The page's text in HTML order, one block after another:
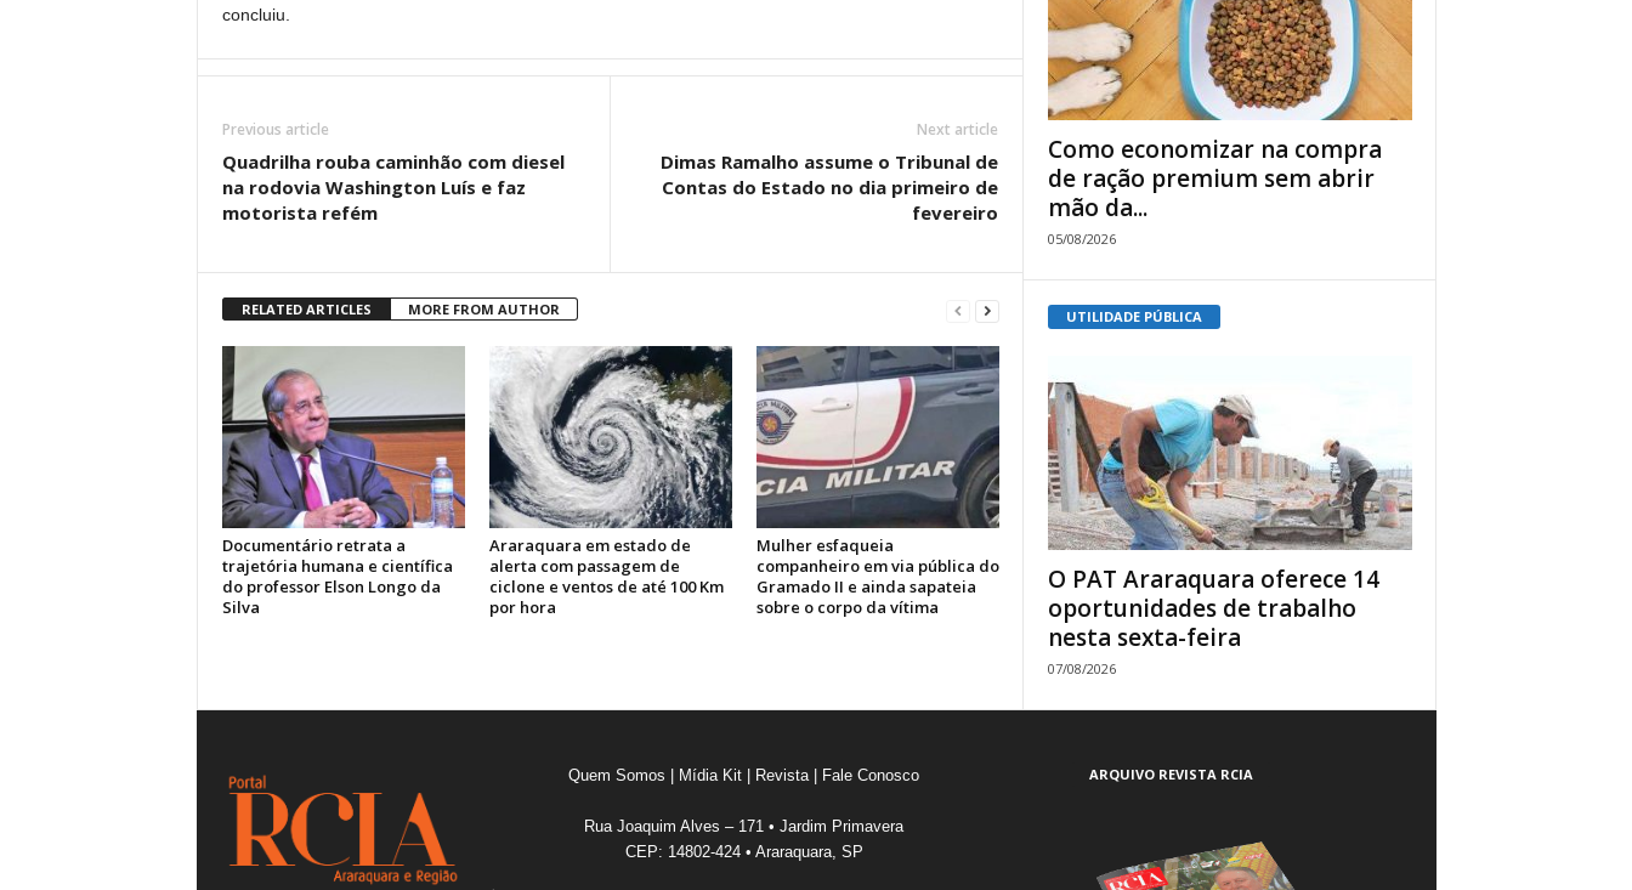
concluiu.
Previous article
Quadrilha rouba caminhão com diesel
na rodovia Washington Luís e faz
motorista refém
Next article
Dimas Ramalho assume o Tribunal de
Contas do Estado no dia primeiro de
fevereiro
RELATED ARTICLES MORE FROM AUTHOR
Documentário retrata a
trajetória humana e científica
do professor Elson Longo da
Silva
Araraquara em estado de
alerta com passagem de
ciclone e ventos de até 100 Km
por hora
Mulher esfaqueia
companheiro em via pública do
Gramado II e ainda sapateia
sobre o corpo da vítima
Como economizar na compra
de ração premium sem abrir
mão da...
05/08/2026
UTILIDADE PÚBLICA
O PAT Araraquara oferece 14
oportunidades de trabalho
nesta sexta-feira
07/08/2026
Quem Somos | Mídia Kit | Revista | Fale Conosco
Rua Joaquim Alves – 171 • Jardim Primavera
CEP: 14802-424 • Araraquara, SP
ARQUIVO REVISTA RCIA